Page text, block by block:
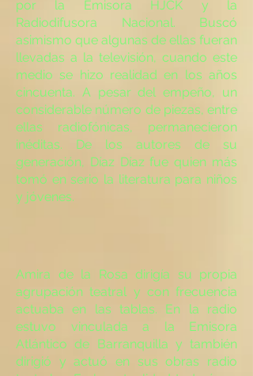
por la Emisora HJCK y la
Radiodifusora Nacional. Buscó
asimismo que algunas de ellas fueran
llevadas a la televisión, cuando este
medio se hizo realidad en los años
cincuenta. A pesar del empeño, un
considerable número de piezas, entre
ellas radiofónicas, permanecieron
inéditas. De los autores de su
generación, Díaz Díaz fue quien más
tomó en serio la literatura para niños
y jóvenes.
Amira de la Rosa dirigía su propia
agrupación teatral y con frecuencia
actuaba en las tablas. En la radio
estuvo vinculada a la Emisora
Atlántico de Barranquilla y también
dirigió y actuó en sus obras radio